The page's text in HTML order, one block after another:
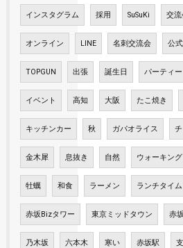
インスタグラム 採用 SuSuKi 交流
オンライン LINE 名刺交流会 公
TOPGUN 出張 誕生日 パーティー
イベント 高知 大阪 たこ焼き
キッチンカー 秋 ガパオライス
金木犀 息抜き 自然 ウォーキング
牡蠣 和食 ラーメン ランチタイム
赤坂Bizタワー 東京ミッドタウン 赤
乃木坂 六本木 寒い 赤坂駅